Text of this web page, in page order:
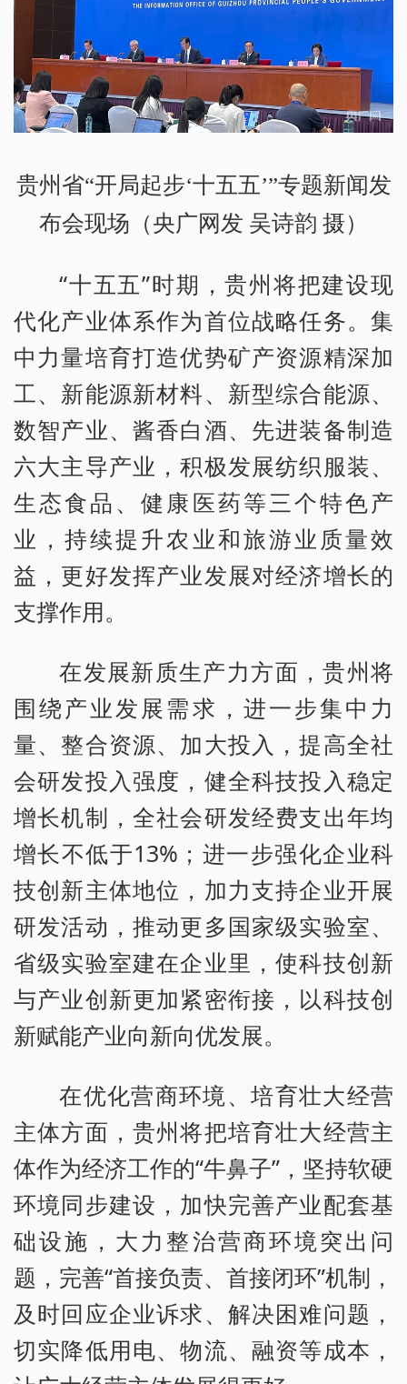
贵州省“开局起步‘十五五’”专题新闻发
布会现场（央广网发 吴诗韵 摄）
“十五五”时期，贵州将把建设现
代化产业体系作为首位战略任务。集
中力量培育打造优势矿产资源精深加
工、新能源新材料、新型综合能源、
数智产业、酱香白酒、先进装备制造
六大主导产业，积极发展纺织服装、
生态食品、健康医药等三个特色产
业，持续提升农业和旅游业质量效
益，更好发挥产业发展对经济增长的
支撑作用。
在发展新质生产力方面，贵州将
围绕产业发展需求，进一步集中力
量、整合资源、加大投入，提高全社
会研发投入强度，健全科技投入稳定
增长机制，全社会研发经费支出年均
增长不低于13%；进一步强化企业科
技创新主体地位，加力支持企业开展
研发活动，推动更多国家级实验室、
省级实验室建在企业里，使科技创新
与产业创新更加紧密衔接，以科技创
新赋能产业向新向优发展。
在优化营商环境、培育壮大经营
主体方面，贵州将把培育壮大经营主
体作为经济工作的“牛鼻子”，坚持软硬
环境同步建设，加快完善产业配套基
础设施，大力整治营商环境突出问
题，完善“首接负责、首接闭环”机制，
及时回应企业诉求、解决困难问题，
切实降低用电、物流、融资等成本，